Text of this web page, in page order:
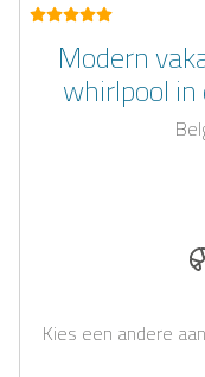
Modern
whirlpool in
Kies een andere